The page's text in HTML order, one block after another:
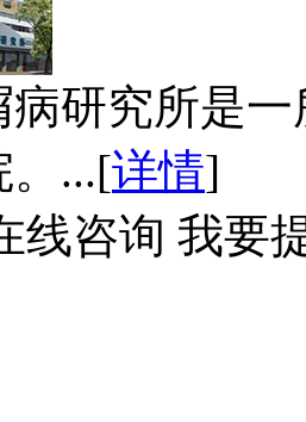
病研究所是
。...[详情]
线咨询 我要